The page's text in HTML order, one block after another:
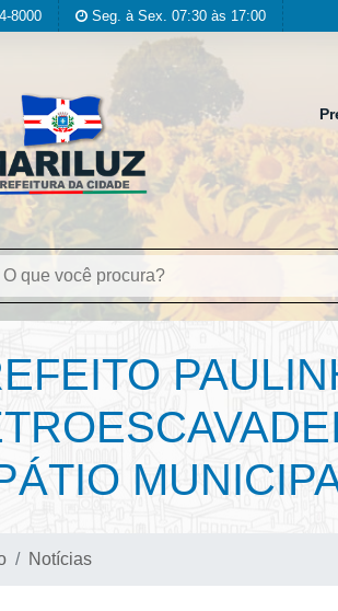
8000 Seg. à Sex. 07:30 às 17:00
Notícias